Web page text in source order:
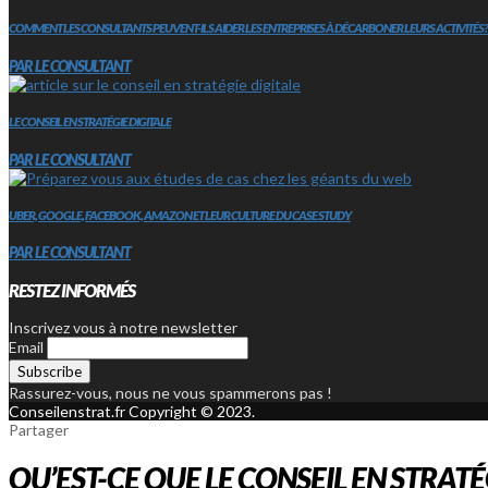
COMMENT LES CONSULTANTS PEUVENT-ILS AIDER LES ENTREPRISES À DÉCARBONER LEURS ACTIVITÉS?
PAR LE CONSULTANT
LE CONSEIL EN STRATÉGIE DIGITALE
PAR LE CONSULTANT
UBER, GOOGLE, FACEBOOK, AMAZON ET LEUR CULTURE DU CASE STUDY
PAR LE CONSULTANT
RESTEZ INFORMÉS
Inscrivez vous à notre newsletter
Email
Rassurez-vous, nous ne vous spammerons pas !
Conseilenstrat.fr Copyright © 2023.
Partager
QU’EST-CE QUE LE CONSEIL EN